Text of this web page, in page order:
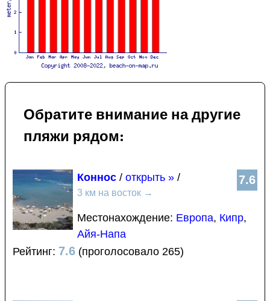
Обратите внимание на другие
пляжи рядом:
7.6
Коннос / открыть » /
3 км на восток →
Местонахождение: Европа, Кипр,
Айя-Напа
Рейтинг: 7.6 (проголосовало 265)